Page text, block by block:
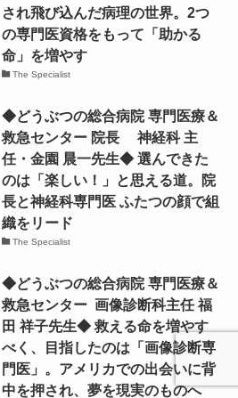
され飛び込んだ病理の世界。2つ
の専門医資格をもって「助かる
命」を増やす
The Specialist
◆どうぶつの総合病院 専門医療＆
救急センター 院長 神経科 主
任・金園 晨一先生◆ 選んできた
のは「楽しい！」と思える道。院
長と神経科専門医 ふたつの顔で組
織をリード
The Specialist
◆どうぶつの総合病院 専門医療＆
救急センター 画像診断科主任 福
田 祥子先生◆ 救える命を増やす
べく、目指したのは「画像診断専
門医」。アメリカでの出会いに背
中を押され、夢を現実のものへ